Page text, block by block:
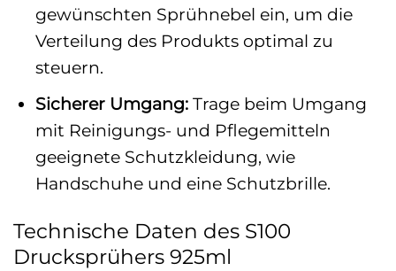
gewünschten Sprühnebel ein, um die
Verteilung des Produkts optimal zu
steuern.
Sicherer Umgang:Trage beim Umgang
mit Reinigungs- und Pflegemitteln
geeignete Schutzkleidung, wie
Handschuhe und eine Schutzbrille.
Technische Daten des S100
Drucksprühers 925ml